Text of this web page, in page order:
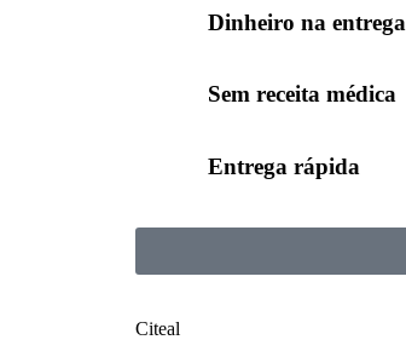
Dinheiro na entrega
Sem receita médica
Entrega rápida
Citeal